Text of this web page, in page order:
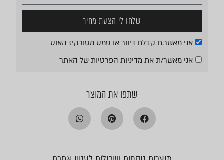
אני מאשר.ת קבלת דיוור או סמס מטורקיז האוס
אני מאשר/ת את מדיניות הפרטיותשל האתר
שלחו לי הצעת מחיר
שתפו את המוצר